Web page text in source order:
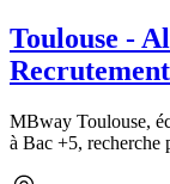
Toulouse -
MBway Toulouse,
à Bac +5, recherche